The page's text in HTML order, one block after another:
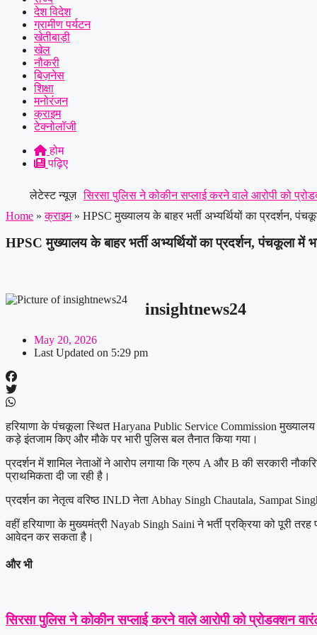
देश विदेश
ग्रामीण पर्यटन
खेतीबाड़ी
खेल
नौकरी
बिज़नेस
शिक्षा
मनोरंजन
क्राइम
टेक्नोलॉजी
होम
पढ़िए
लेटेस्ट न्यूज़ सिरसा पुलिस ने कोकीन सप्लाई करने वाले आरोपी को
में बुजुर्ग कारोबारी की मौत, बेटियों ने अंतिम संस्कार से किया
ने ट्रक के आगे लगाई छलांग, हालत गंभीर हिसार में डेयरी
Home » क्राइम » HPSC मुख्यालय के बाहर भर्ती अभ्यर्थियों का प्रदर्शन,
HPSC मुख्यालय के बाहर भर्ती अभ्यर्थियों का प्रदर्शन, पंचकूला में
insightnews24
May 20, 2026
Last Updated on 5:29 pm
हरियाणा के पंचकूला स्थितHaryana Public Service Commission मुख्यालय
कड़े इंतजाम किए और मौके पर भारी पुलिस बल तैनात किया गया।
प्रदर्शन में शामिल नेताओं ने आरोप लगाया कि ग्रुप A और B की सरकारी
प्राथमिकता दी जा रही है।
प्रदर्शन का नेतृत्व वरिष्ठ INLD नेता Abhay Singh Chautala, Sampat
वहीं हरियाणा के मुख्यमंत्री Nayab Singh Saini ने भर्ती प्रक्रिया को पूरी
आवेदन कर सकता है।
और भी
सिरसा पुलिस ने कोकीन सप्लाई करने वाले आरोपी को प्रोडक्शन